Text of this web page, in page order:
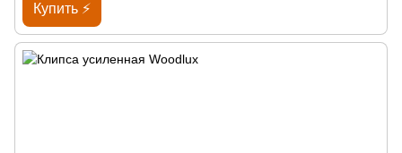
Купить ⚡